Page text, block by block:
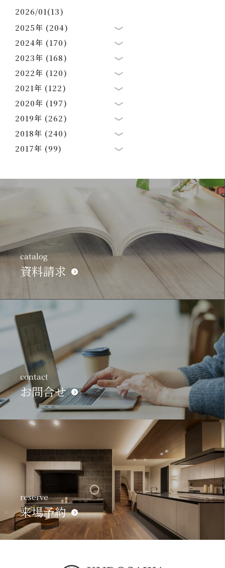
2026/01(13)
2025年 (204)
2024年 (170)
2023年 (168)
2022年 (120)
2021年 (122)
2020年 (197)
2019年 (262)
2018年 (240)
2017年 (99)
catalog
資料請求
contact
お問合せ
reserve
来場予約